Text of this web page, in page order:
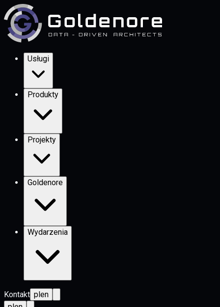
Usługi
Produkty
Projekty
Goldenore
Wydarzenia
Kontakt plen